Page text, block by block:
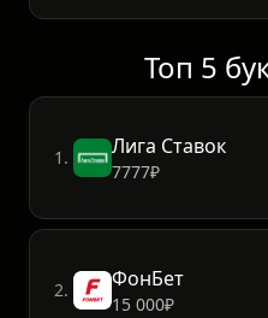
Топ 5
1. Лига Ставок
7777₽
2. ФонБет
15 000₽